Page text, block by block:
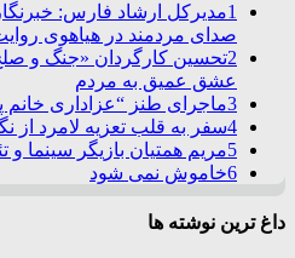
1مدیرکل ارشاد فارس:
صدای مردمند در هیاهوی
2تحسین کارگردان «جنگ و
عشق عمیق به مردم
3ماجرای طنز “عزاداری خانم
4سفر به قلب تعزیه لامرد از نگاه ۱۳ هنرمند
5مریم همتیان بازیگر سینما و
6خاموش نمی شود
داغ ترین نوشته ها